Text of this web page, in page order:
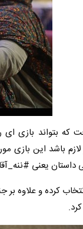
که بتواند بازی
باشد این بازی
یعنی
کرده و علاوه بر